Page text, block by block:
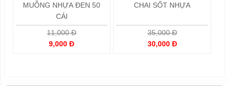
MUỖNG NHỰA ĐEN 50
CÁI
11,000 Đ
9,000 Đ
CHAI SỐT NHỰA
35,000 Đ
30,000 Đ